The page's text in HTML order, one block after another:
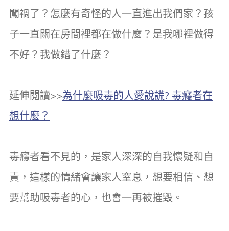
闖禍了？怎麼有奇怪的人一直進出我們家？孩
子一直關在房間裡都在做什麼？是我哪裡做得
不好？我做錯了什麼？
延伸閱讀>>為什麼吸毒的人愛說謊? 毒癮者在
想什麼？
毒癮者看不見的，是家人深深的自我懷疑和自
責，這樣的情緒會讓家人窒息，想要相信、想
要幫助吸毒者的心，也會一再被摧毀。